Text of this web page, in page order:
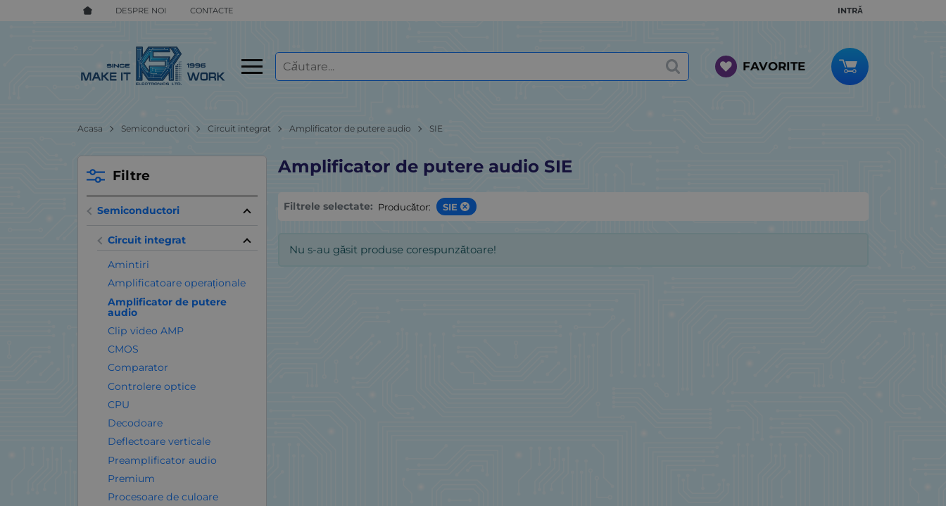
DESPRE NOI CONTACTE INTRĂ
FAVORITE
Acasa Semiconductori Circuit integrat Amplificator de putere audio SIE
Amplificator de putere audio SIE
Filtrele selectate: Producător: SIE
Nu s-au găsit produse corespunzătoare!
Filtre
Semiconductori
Circuit integrat
Amintiri
Amplificatoare operaționale
Amplificator de putere
audio
Clip video AMP
CMOS
Comparator
Controlere optice
CPU
Decodoare
Deflectoare verticale
Preamplificator audio
Premium
Procesoare de culoare